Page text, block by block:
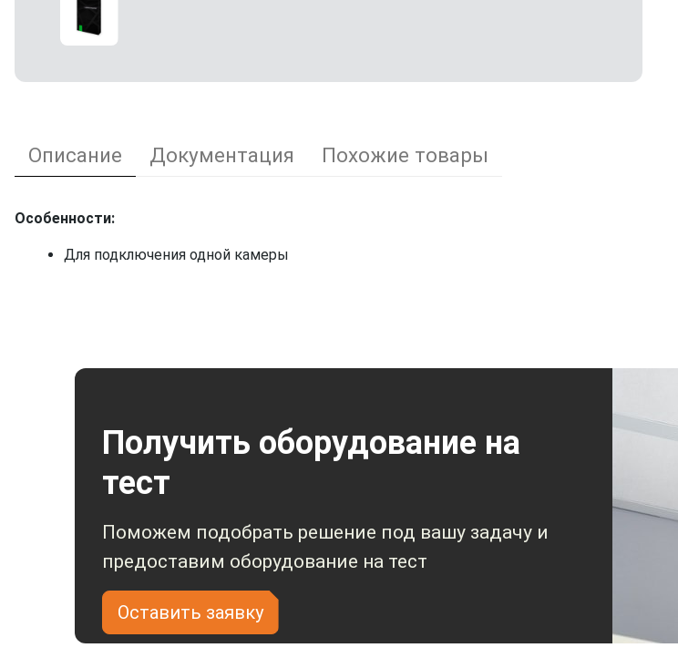
Описание Документация Похожие товары
Особенности:
Для подключения одной камеры
Получить оборудование на
тест
Поможем подобрать решение под вашу задачу и
предоставим оборудование на тест
Оставить заявку